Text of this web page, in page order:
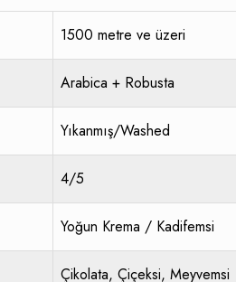
1500 metre ve üzeri
Arabica + Robusta
Yıkanmış/Washed
4/5
Yoğun Krema / Kadifemsi
Çikolata, Çiçeksi, Meyvemsi